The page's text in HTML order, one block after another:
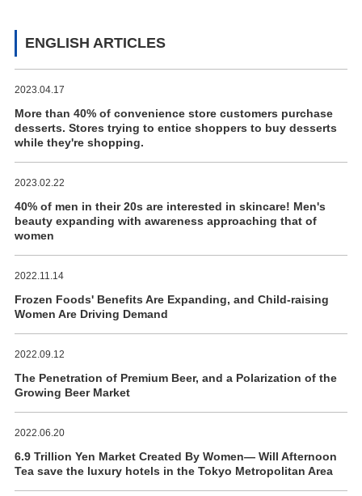
ENGLISH ARTICLES
2023.04.17
More than 40% of convenience store customers purchase
desserts. Stores trying to entice shoppers to buy desserts
while they're shopping.
2023.02.22
40% of men in their 20s are interested in skincare! Men's
beauty expanding with awareness approaching that of
women
2022.11.14
Frozen Foods' Benefits Are Expanding, and Child-raising
Women Are Driving Demand
2022.09.12
The Penetration of Premium Beer, and a Polarization of the
Growing Beer Market
2022.06.20
6.9 Trillion Yen Market Created By Women― Will Afternoon
Tea save the luxury hotels in the Tokyo Metropolitan Area